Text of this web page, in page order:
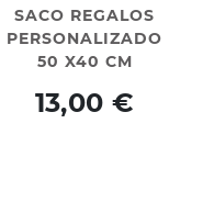
SACO REGALOS
PERSONALIZADO
50 X40 CM
13,00 €